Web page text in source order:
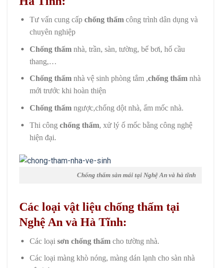
Tư vấn cung cấp chống thấmcông trình dân dụng và
chuyên nghiệp
Chống thấmnhà, trần, sàn, tường, bể bơi, hố cầu
thang,…
Chống thấmnhà vệ sinh phòng tắm ,chống thấmnhà
mới trước khi hoàn thiện
Chống thấmngược,chống dột nhà, ẩm mốc nhà.
Thi công chống thấm, xử lý ố mốc bằng công nghệ
hiện đại.
Chống thấm sàn mái tại Nghệ An và hà tĩnh
Các loại vật liệu chống thấm tại
Nghệ An và Hà Tĩnh:
Các loại sơn chống thấmcho tường nhà.
Các loại màng khò nóng, màng dán lạnh cho sàn nhà